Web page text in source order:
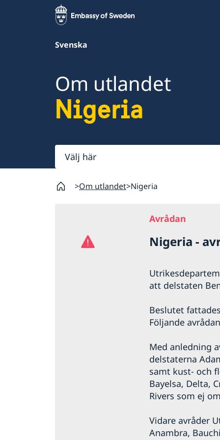
Svenska
Om utlandet
Nigeria
Välj
här
Om utlandet Nigeria
Avrådan
Nigeria -
att delstaten
Beslutet
Följande
Med anledning
delstaterna
samt kust- och
Bayelsa, Delta,
Rivers som ej
Vidare avråder
Anambra,